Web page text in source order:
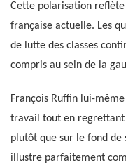
Cette polarisation
française actuelle. Les
de lutte des classes
compris au sein de la
François Ruffin lui-
travail tout en regrettant
plutôt que sur le fond
illustre parfaitement